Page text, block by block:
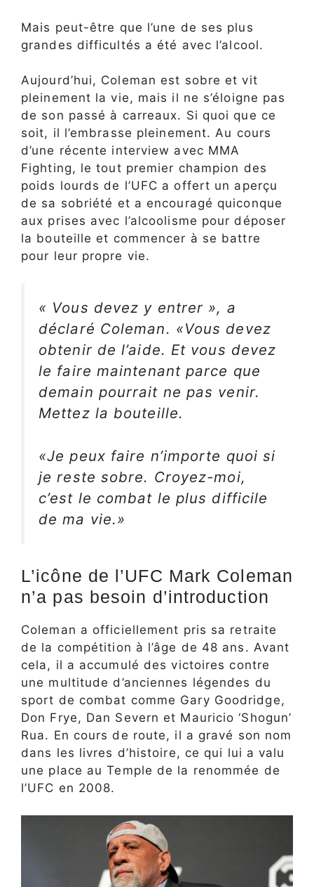
Mais peut-être que l’une de ses plus
grandes difficultés a été avec l’alcool.
Aujourd’hui, Coleman est sobre et vit
pleinement la vie, mais il ne s’éloigne pas
de son passé à carreaux. Si quoi que ce
soit, il l’embrasse pleinement. Au cours
d’une récente interview avec MMA
Fighting, le tout premier champion des
poids lourds de l’UFC a offert un aperçu
de sa sobriété et a encouragé quiconque
aux prises avec l’alcoolisme pour déposer
la bouteille et commencer à se battre
pour leur propre vie.
« Vous devez y entrer », a
déclaré Coleman. «Vous devez
obtenir de l’aide. Et vous devez
le faire maintenant parce que
demain pourrait ne pas venir.
Mettez la bouteille.
«Je peux faire n’importe quoi si
je reste sobre. Croyez-moi,
c’est le combat le plus difficile
de ma vie.»
L’icône de l’UFC Mark Coleman
n’a pas besoin d’introduction
Coleman a officiellement pris sa retraite
de la compétition à l’âge de 48 ans. Avant
cela, il a accumulé des victoires contre
une multitude d’anciennes légendes du
sport de combat comme Gary Goodridge,
Don Frye, Dan Severn et Mauricio ‘Shogun’
Rua. En cours de route, il a gravé son nom
dans les livres d’histoire, ce qui lui a valu
une place au Temple de la renommée de
l’UFC en 2008.